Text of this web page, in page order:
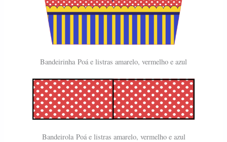
Bandeirinha Poá e listras amarelo, vermelho e azul
Bandeirola Poá e listras amarelo, vermelho e azul